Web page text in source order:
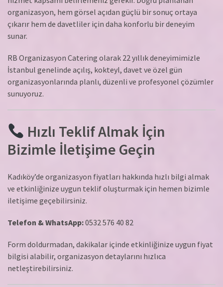
organizasyon, hem görsel açıdan güçlü bir sonuç ortaya
çıkarır hem de davetliler için daha konforlu bir deneyim
sunar.
RB Organizasyon Catering olarak 22 yıllık deneyimimizle
İstanbul genelinde açılış, kokteyl, davet ve özel gün
organizasyonlarında planlı, düzenli ve profesyonel çözümler
sunuyoruz.
Hızlı Teklif Almak İçin
Bizimle İletişime Geçin
Kadıköy’de organizasyon fiyatları hakkında hızlı bilgi almak
ve etkinliğinize uygun teklif oluşturmak için hemen bizimle
iletişime geçebilirsiniz.
Telefon & WhatsApp:0532 576 40 82
Form doldurmadan, dakikalar içinde etkinliğinize uygun fiyat
bilgisi alabilir, organizasyon detaylarını hızlıca
netleştirebilirsiniz.